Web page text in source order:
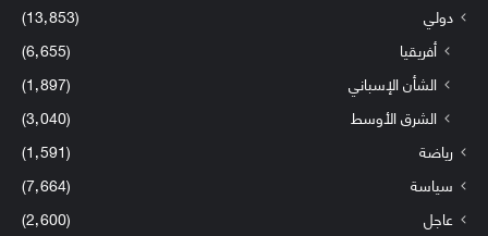
دولي
(13٬853)
أفريقيا
(6٬655)
الشأن الإسباني
(1٬897)
الشرق الأوسط
(3٬040)
رياضة
(1٬591)
سياسة
(7٬664)
عاجل
(2٬600)